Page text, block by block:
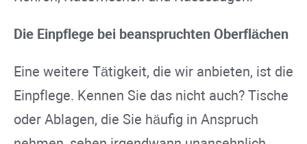
Die Einpflege bei beanspruchten Oberflächen
Eine weitere Tätigkeit, die wir anbieten, ist die
Einpflege. Kennen Sie das nicht auch? Tische
oder Ablagen, die Sie häufig in Anspruch